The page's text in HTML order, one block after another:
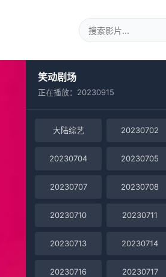
笑动剧场
正在播放：20230915
大陆综艺 20230702
20230704 20230705
20230707 20230708
20230710 20230711
20230713 20230714
20230716 20230717